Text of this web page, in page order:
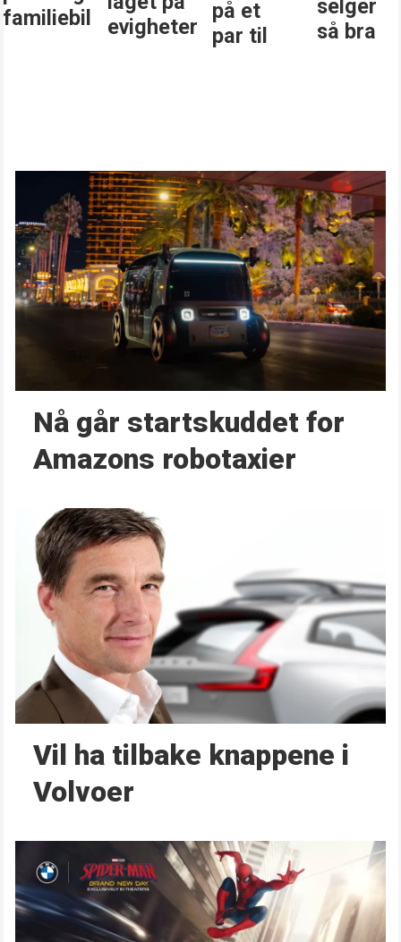
familiebil
evigheter
på et
par til
selger
så bra
Nå går start­skuddet for
Amazons robotaxier
Vil ha tilbake knappene i
Volvoer